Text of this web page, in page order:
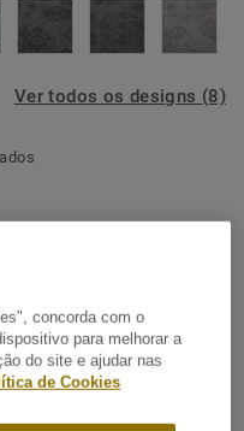
Ver todos os designs (8)
um papel importante
recentes e ao combinar
industriais, é criado um
da Desso pode ser
concorda com o
para melhorar a
do site e ajudar nas
de Cookies